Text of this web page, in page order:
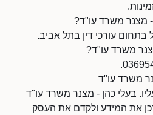
מצנר משרד עו"ד?
עורכי דין בתל אביב.
משרד עו"ד?
משרד עו"ד
בעלי כהן - מצנר משרד עו"ד
את המידע ולקדם את העסק